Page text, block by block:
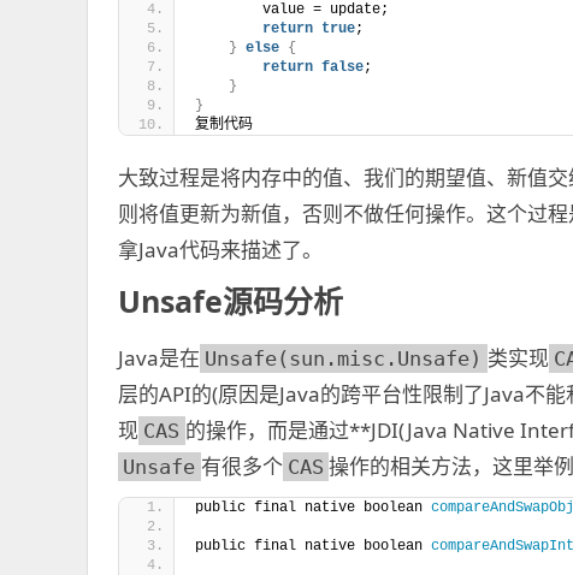
        value = update;
return true;
} else {
return false;
}
}
复制代码
大致过程是将内存中的值、我们的期望值、新值
则将值更新为新值，否则不做任何操作。这个过
拿Java代码来描述了。
Unsafe源码分析
Java是在 Unsafe(sun.misc.Unsafe) 类实现
层的API的(原因是Java的跨平台性限制了Java不
现 CAS 的操作，而是通过**JDI(Java Native
Unsafe 有很多个 CAS 操作的相关方法，这里举
public final native boolean
public final native boolean compareAndSwapInt